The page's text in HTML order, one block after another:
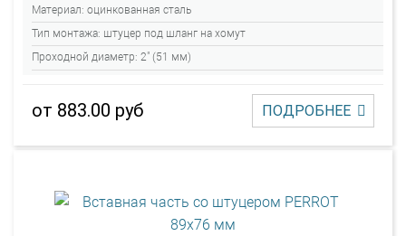
Материал: оцинкованная сталь
Тип монтажа: штуцер под шланг на хомут
Проходной диаметр: 2" (51 мм)
от 883.00 руб ПОДРОБНЕЕ